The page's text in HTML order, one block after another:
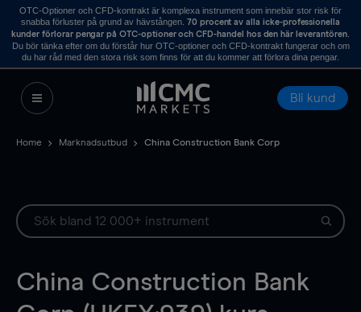
OTC-Optioner och CFD-kontrakt är komplexa instrument som innebär stor risk för
snabba förluster på grund av hävstången. 70 procent av alla icke-professionella
kunder förlorar pengar på OTC-optioner och CFD-handel hos den här leverantören.
Du bör tänka efter om du förstår hur OTC-optioner och CFD-kontrakt fungerar och om
du har råd med den stora risk som finns för att du kommer att förlora dina pengar.
Bli kund
Home Marknadsutbud China Construction Bank Corp
China Construction Bank